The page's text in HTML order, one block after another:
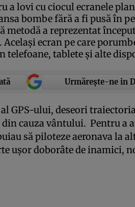
a lovi cu ciocul ecranele
bombe fără a fi pusă în
metodă a reprezentat
ecran pe care
telefoane, tablete şi alte
Urmărește-ne in
GPS-ului, deseori
cauza vântului. Pentru a
să piloteze aeronava la
uşor doborâte de inamici,